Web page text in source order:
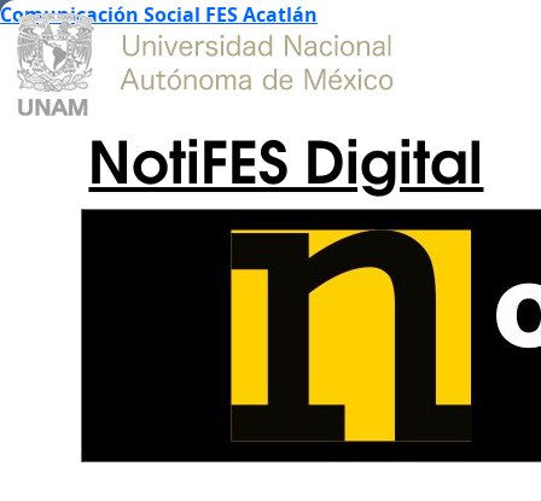
Comunicación Social FES Acatlán
NotiFES Digital